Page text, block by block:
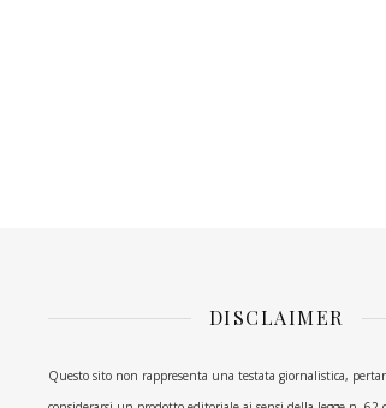
DISCLAIMER
Questo sito non rappresenta una testata giornalistica,